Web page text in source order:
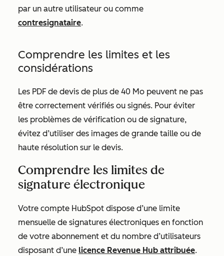
par un autre utilisateur ou comme
contresignataire.
Comprendre les limites et les
considérations
Les PDF de devis de plus de 40 Mo peuvent ne pas
être correctement vérifiés ou signés. Pour éviter
les problèmes de vérification ou de signature,
évitez d’utiliser des images de grande taille ou de
haute résolution sur le devis.
Comprendre les limites de
signature électronique
Votre compte HubSpot dispose d’une limite
mensuelle de signatures électroniques en fonction
de votre abonnement et du nombre d’utilisateurs
disposant d’une licence Revenue Hub attribuée.